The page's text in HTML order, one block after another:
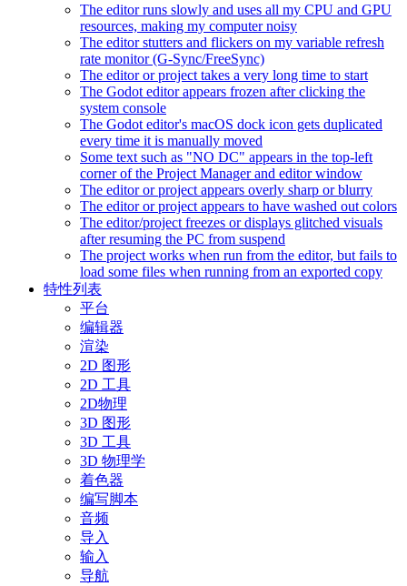
The editor runs slowly and uses all my CPU and GPU
resources, making my computer noisy
The editor stutters and flickers on my variable refresh
rate monitor (G-Sync/FreeSync)
The editor or project takes a very long time to start
The Godot editor appears frozen after clicking the
system console
The Godot editor's macOS dock icon gets duplicated
every time it is manually moved
Some text such as "NO DC" appears in the top-left
corner of the Project Manager and editor window
The editor or project appears overly sharp or blurry
The editor or project appears to have washed out colors
The editor/project freezes or displays glitched visuals
after resuming the PC from suspend
The project works when run from the editor, but fails to
load some files when running from an exported copy
特性列表
平台
编辑器
渲染
2D 图形
2D 工具
2D物理
3D 图形
3D 工具
3D 物理学
着色器
编写脚本
音频
导入
输入
导航